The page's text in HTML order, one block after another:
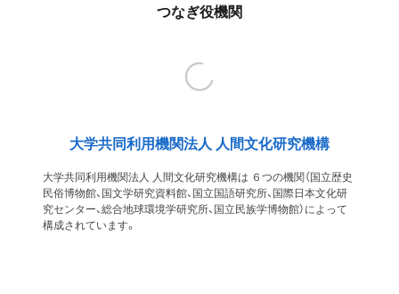
つなぎ役機関
大学共同利用機関法人 人間文化研究機構
大学共同利用機関法人 人間文化研究機構は ６つの機関（国立歴史
民俗博物館、国文学研究資料館、国立国語研究所、国際日本文化研
究センター、総合地球環境学研究所、国立民族学博物館）によって
構成されています。